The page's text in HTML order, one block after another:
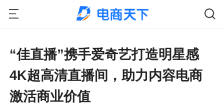
“佳直播”携手爱奇艺打造明星感
4K超高清直播间，助力内容电商
激活商业价值